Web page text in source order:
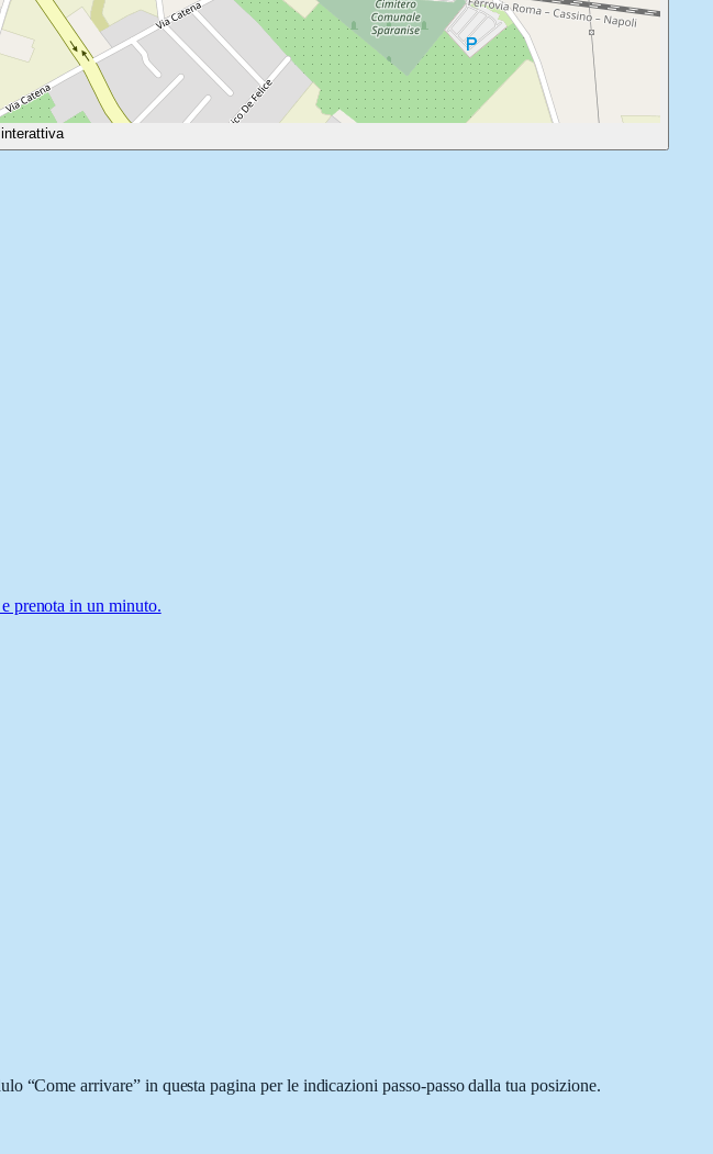
prenota in un minuto.
“Come arrivare” in questa pagina per le indicazioni passo-passo dalla tua posizione.